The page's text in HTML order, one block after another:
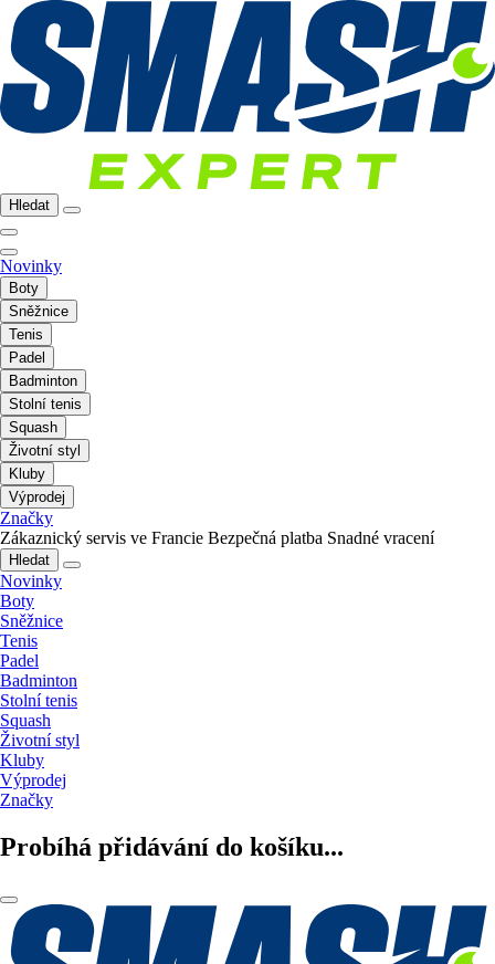
Hledat
Novinky
Boty
Sněžnice
Tenis
Padel
Badminton
Stolní tenis
Squash
Životní styl
Kluby
Výprodej
Značky
Zákaznický servis ve Francie Bezpečná platba Snadné vracení
Hledat
Novinky
Boty
Sněžnice
Tenis
Padel
Badminton
Stolní tenis
Squash
Životní styl
Kluby
Výprodej
Značky
Probíhá přidávání do košíku...